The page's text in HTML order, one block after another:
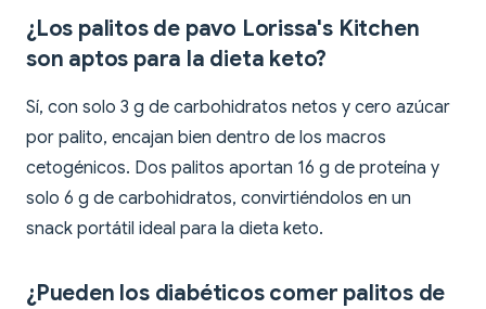
¿Los palitos de pavo Lorissa's Kitchen
son aptos para la dieta keto?
Sí, con solo 3 g de carbohidratos netos y cero azúcar
por palito, encajan bien dentro de los macros
cetogénicos. Dos palitos aportan 16 g de proteína y
solo 6 g de carbohidratos, convirtiéndolos en un
snack portátil ideal para la dieta keto.
¿Pueden los diabéticos comer palitos de